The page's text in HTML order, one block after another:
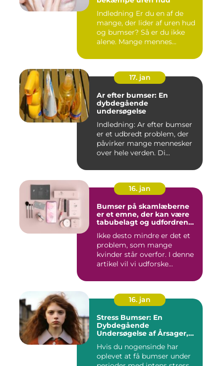
Indledning Er du en af de
mange, der lider af uren hud
og bumser? Så er du ikke
alene. Mange mennes...
17. jan
Ar efter bumser: En
dybdegående
undersøgelse
Indledning: Ar efter bumser
er et udbredt problem, der
påvirker mange mennesker
over hele verden. Di...
16. jan
Bumser på skamlæberne
er et emne, der kan være
tabubelagt og udfordrende
Ikke desto mindre er det et
problem, som mange
kvinder står overfor. I denne
artikel vil vi udforske...
16. jan
Stress Bumser: En
Dybdegående
Undersøgelse af Årsager,
Hvis du nogensinde har
oplevet at få bumser under